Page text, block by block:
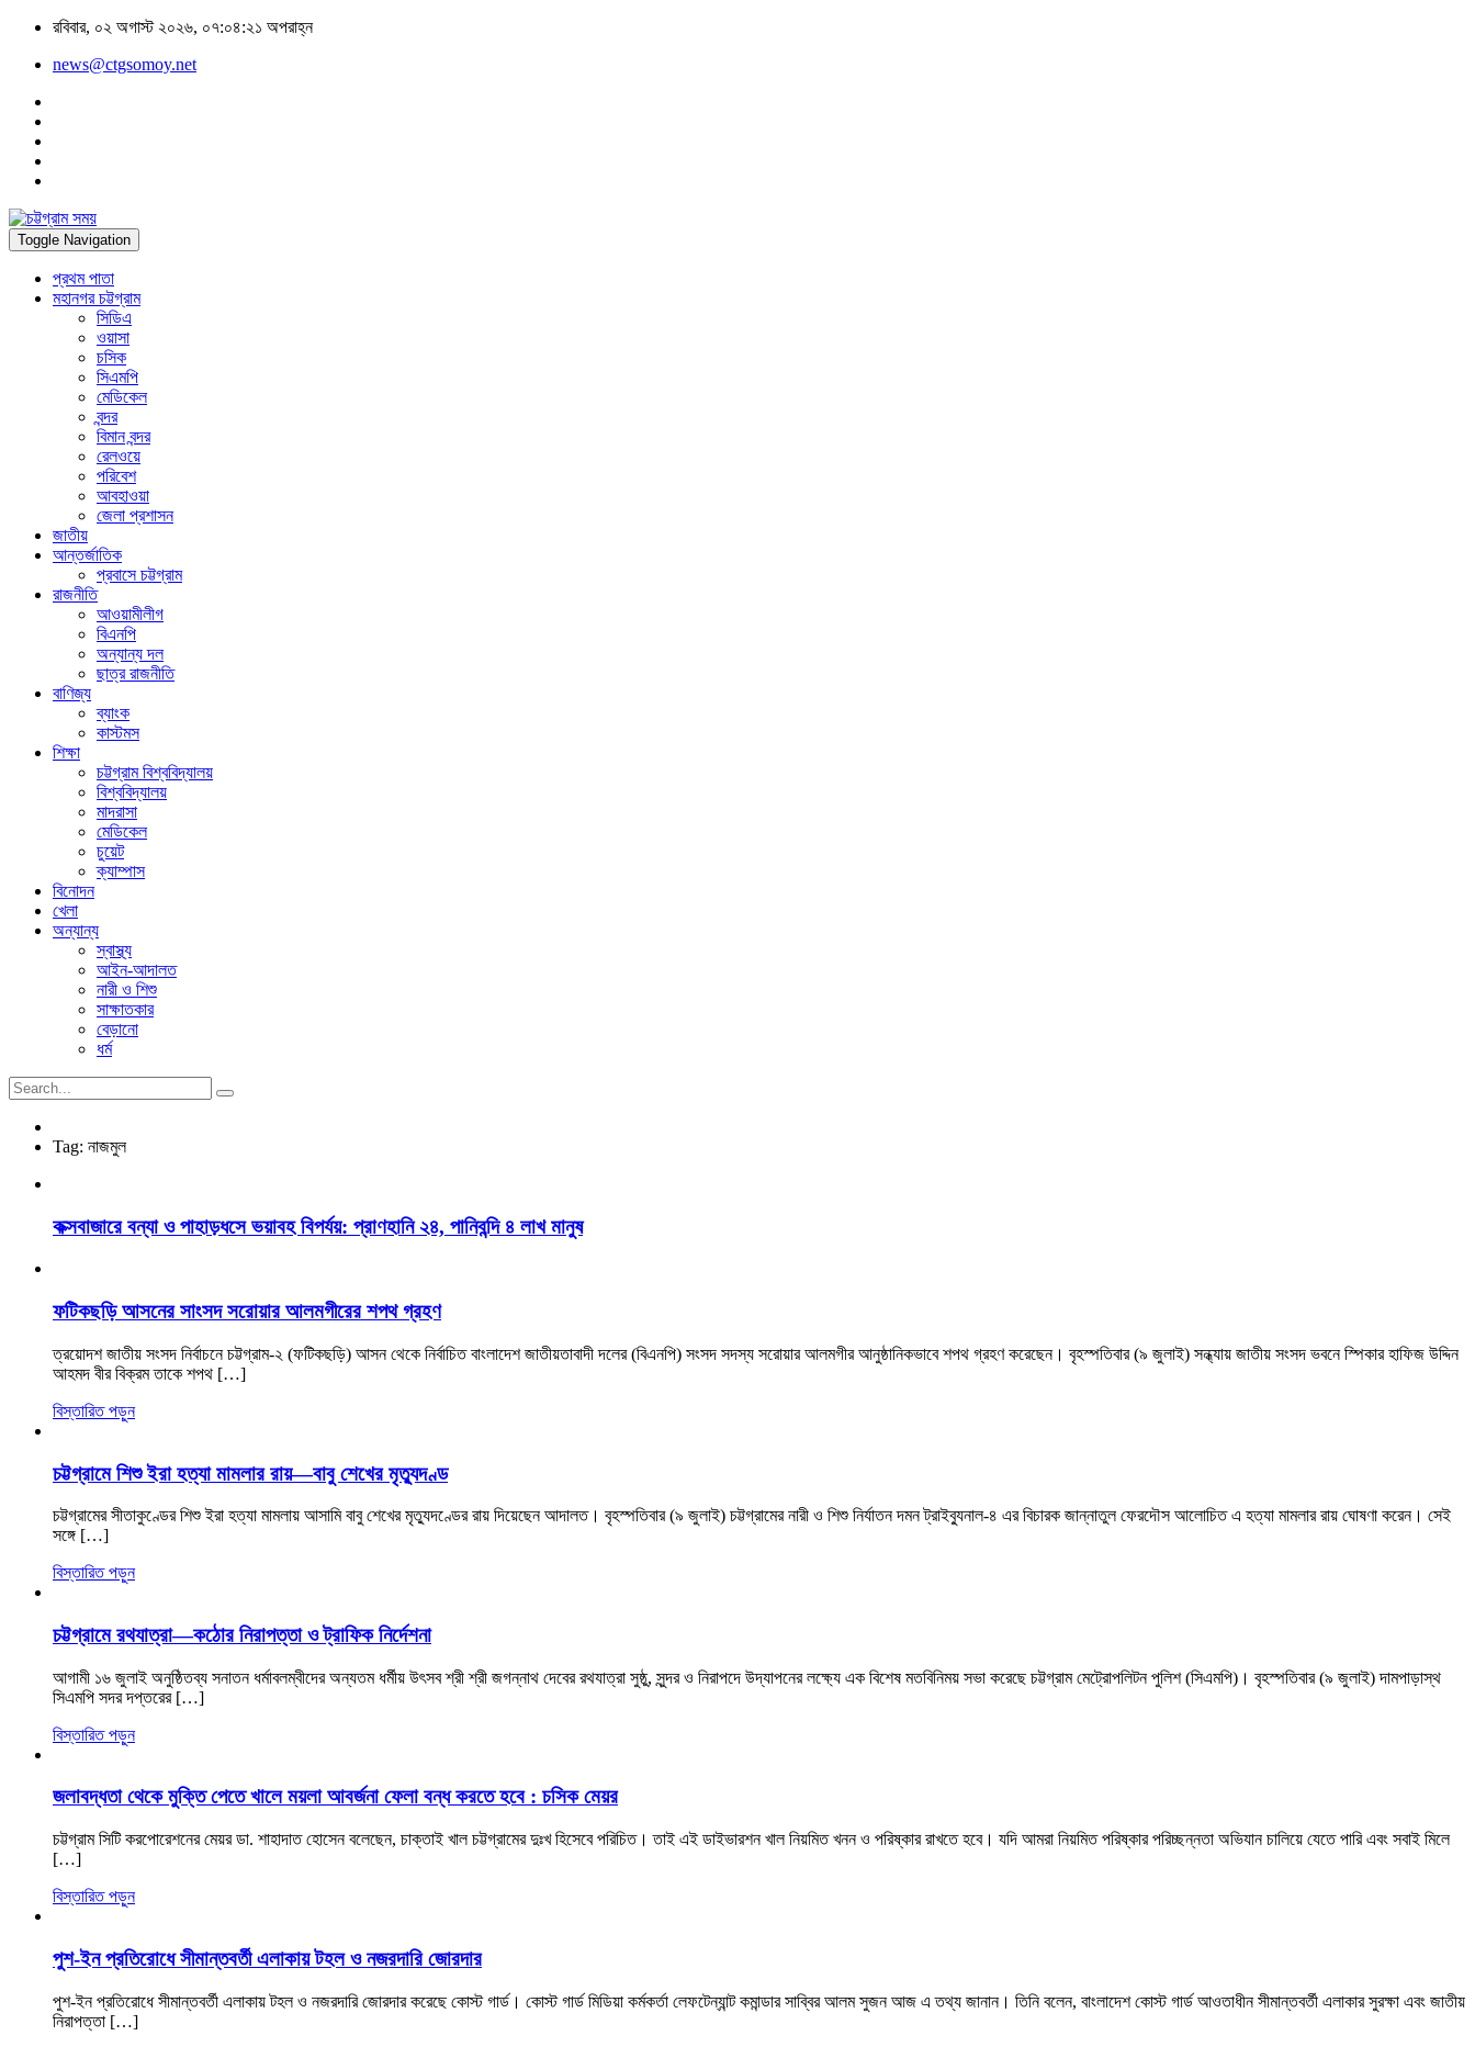
রবিবার, ০২ অগাস্ট ২০২৬, ০৭:০৪:২১ অপরাহ্ন
news@ctgsomoy.net
Toggle Navigation
প্রথম পাতা
মহানগর চট্টগ্রাম
সিডিএ
ওয়াসা
চসিক
সিএমপি
মেডিকেল
বন্দর
বিমান বন্দর
রেলওয়ে
পরিবেশ
আবহাওয়া
জেলা প্রশাসন
জাতীয়
আন্তর্জাতিক
প্রবাসে চট্টগ্রাম
রাজনীতি
আওয়ামীলীগ
বিএনপি
অন্যান্য দল
ছাত্র রাজনীতি
বাণিজ্য
ব্যাংক
কাস্টমস
শিক্ষা
চট্টগ্রাম বিশ্ববিদ্যালয়
বিশ্ববিদ্যালয়
মাদরাসা
মেডিকেল
চুয়েট
ক্যাম্পাস
বিনোদন
খেলা
অন্যান্য
স্বাস্থ্য
আইন-আদালত
নারী ও শিশু
সাক্ষাতকার
বেড়ানো
ধর্ম
Tag: নাজমুল
কক্সবাজারে বন্যা ও পাহাড়ধসে ভয়াবহ বিপর্যয়: প্রাণহানি ২৪, পানিবন্দি ৪ লাখ মানুষ
ফটিকছড়ি আসনের সাংসদ সরোয়ার আলমগীরের শপথ গ্রহণ
ত্রয়োদশ জাতীয় সংসদ নির্বাচনে চট্টগ্রাম-২ (ফটিকছড়ি) আসন থেকে নির্বাচিত বাংলাদেশ জাতীয়তাবাদী দলের (বিএনপি) সংসদ সদস্য সরোয়ার আলমগীর আনুষ্ঠানিকভাবে শপথ গ্রহণ করেছেন। বৃহস্পতিবার (৯ জুলাই) সন্ধ্যায় জাতীয় সংসদ ভবনে স্পিকার হাফিজ উদ্দিন
আহমদ বীর বিক্রম তাকে শপথ […]
বিস্তারিত পড়ুন
চট্টগ্রামে শিশু ইরা হত্যা মামলার রায়—বাবু শেখের মৃত্যুদণ্ড
চট্টগ্রামের সীতাকুণ্ডের শিশু ইরা হত্যা মামলায় আসামি বাবু শেখের মৃত্যুদণ্ডের রায় দিয়েছেন আদালত। বৃহস্পতিবার (৯ জুলাই) চট্টগ্রামের নারী ও শিশু নির্যাতন দমন ট্রাইব্যুনাল-৪ এর বিচারক জান্নাতুল ফেরদৌস আলোচিত এ হত্যা মামলার রায় ঘোষণা করেন। সেই
সঙ্গে […]
বিস্তারিত পড়ুন
চট্টগ্রামে রথযাত্রা—কঠোর নিরাপত্তা ও ট্রাফিক নির্দেশনা
আগামী ১৬ জুলাই অনুষ্ঠিতব্য সনাতন ধর্মাবলম্বীদের অন্যতম ধর্মীয় উৎসব শ্রী শ্রী জগন্নাথ দেবের রথযাত্রা সুষ্ঠু, সুন্দর ও নিরাপদে উদ্‌যাপনের লক্ষ্যে এক বিশেষ মতবিনিময় সভা করেছে চট্টগ্রাম মেট্রোপলিটন পুলিশ (সিএমপি)। বৃহস্পতিবার (৯ জুলাই) দামপাড়াস্থ
সিএমপি সদর দপ্তরের […]
বিস্তারিত পড়ুন
জলাবদ্ধতা থেকে মুক্তি পেতে খালে ময়লা আবর্জনা ফেলা বন্ধ করতে হবে : চসিক মেয়র
চট্টগ্রাম সিটি করপোরেশনের মেয়র ডা. শাহাদাত হোসেন বলেছেন, চাক্তাই খাল চট্টগ্রামের দুঃখ হিসেবে পরিচিত। তাই এই ডাইভারশন খাল নিয়মিত খনন ও পরিষ্কার রাখতে হবে। যদি আমরা নিয়মিত পরিষ্কার পরিচ্ছন্নতা অভিযান চালিয়ে যেতে পারি এবং সবাই মিলে
[…]
বিস্তারিত পড়ুন
পুশ-ইন প্রতিরোধে সীমান্তবর্তী এলাকায় টহল ও নজরদারি জোরদার
পুশ-ইন প্রতিরোধে সীমান্তবর্তী এলাকায় টহল ও নজরদারি জোরদার করেছে কোস্ট গার্ড। কোস্ট গার্ড মিডিয়া কর্মকর্তা লেফটেন্যান্ট কমান্ডার সাব্বির আলম সুজন আজ এ তথ্য জানান। তিনি বলেন, বাংলাদেশ কোস্ট গার্ড আওতাধীন সীমান্তবর্তী এলাকার সুরক্ষা এবং জাতীয়
নিরাপত্তা […]